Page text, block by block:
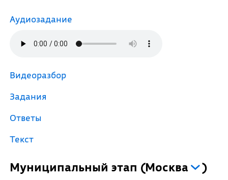
Аудиозадание
Видеоразбор
Задания
Ответы
Текст
Муниципальный этап (Москва )